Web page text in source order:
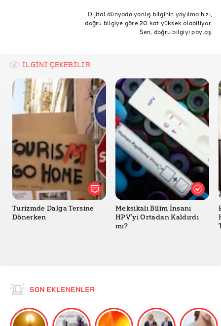
biontech
pfizer biontech
covid-19 aşısı
coronavirus aşı
fda aşı onayı
Dijital dünyada yanlış bilginin yayılma hızı,
doğru bilgiye göre 20 kat yüksek olabiliyor.
Sen, doğru bilgiyi paylaş.
İLGİNİ ÇEKEBİLİR
Turizmde Dalga Tersine
Dönerken
Meksikalı Bilim İnsanı
HPV’yi Ortadan Kaldırdı
mı?
SON EKLENENLER